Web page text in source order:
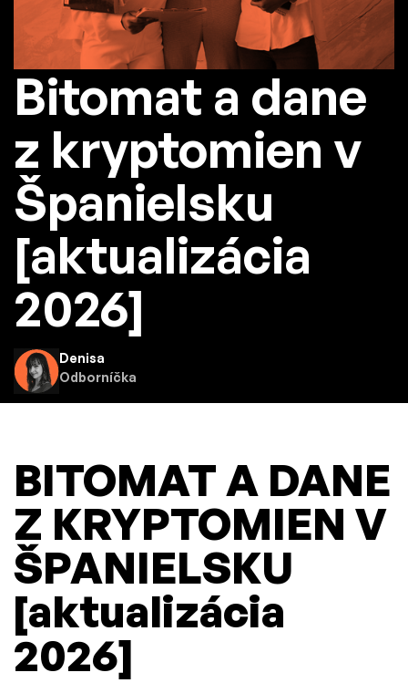
Bitomat a dane
z kryptomien v
Španielsku
[aktualizácia
2026]
Denisa
Odborníčka
BITOMAT A DANE
Z KRYPTOMIEN V
ŠPANIELSKU
[aktualizácia
2026]